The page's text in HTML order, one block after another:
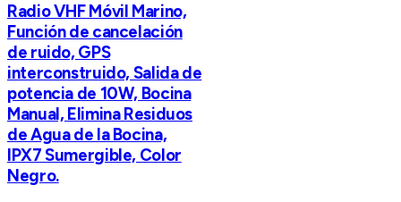
Radio VHF Móvil Marino,
Función de cancelación
de ruido, GPS
interconstruido, Salida de
potencia de 10W, Bocina
Manual, Elimina Residuos
de Agua de la Bocina,
IPX7 Sumergible, Color
Negro.